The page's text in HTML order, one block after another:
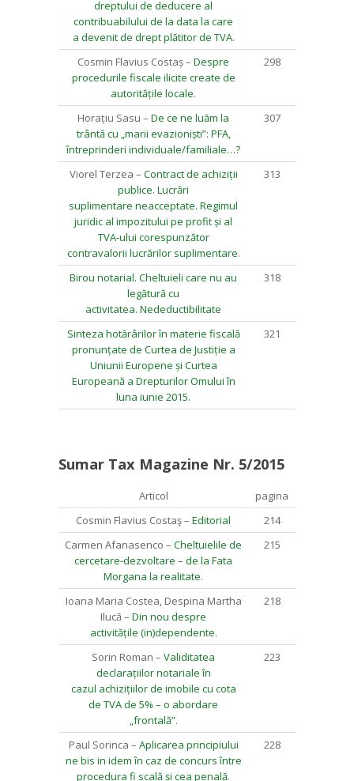
dreptului de deducere al
contribuabilului de la data la care
a devenit de drept plătitor de TVA.
Cosmin Flavius Costaș – Despre
procedurile fiscale ilicite create de
autoritățile locale.
298
Horațiu Sasu – De ce ne luăm la
trântă cu „marii evazioniști”: PFA,
întreprinderi individuale/familiale…?
307
Viorel Terzea – Contract de achiziții
publice. Lucrări
suplimentare neacceptate. Regimul
juridic al impozitului pe profit și al
TVA-ului corespunzător
contravalorii lucrărilor suplimentare.
313
Birou notarial. Cheltuieli care nu au
legătură cu
activitatea. Nedeductibilitate
318
Sinteza hotărârilor în materie fiscală
pronunțate de Curtea de Justiție a
Uniunii Europene și Curtea
Europeană a Drepturilor Omului în
luna iunie 2015.
321
Sumar Tax Magazine Nr. 5/2015
Articol
pagina
Cosmin Flavius Costaş – Editorial
214
Carmen Afanasenco – Cheltuielile de
cercetare-dezvoltare – de la Fata
Morgana la realitate.
215
Ioana Maria Costea, Despina Martha
Ilucă – Din nou despre
activitățile (in)dependente.
218
Sorin Roman – Validitatea
declarațiilor notariale în
cazul achizițiilor de imobile cu cota
de TVA de 5% – o abordare
„frontală”.
223
Paul Sorinca – Aplicarea principiului
ne bis in idem în caz de concurs între
procedura fi scală și cea penală.
228